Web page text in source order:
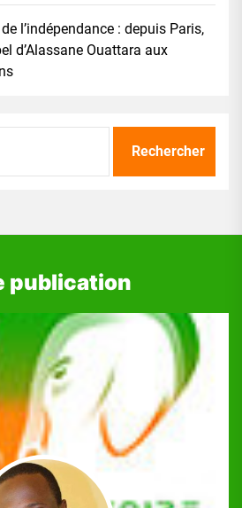
l’indépendance : depuis Paris,
d’Alassane Ouattara aux
publication